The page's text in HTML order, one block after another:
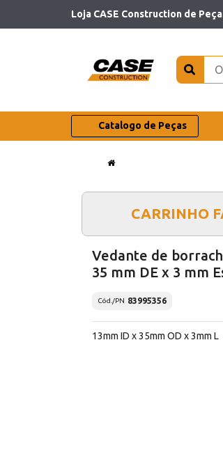
Loja CASE Construction de
Catalogo de Peças
CARRINHO
Vedante de
35 mm DE x 3 mm
Cód./PN 83995356
13mm ID x 35mm OD x 3mm L